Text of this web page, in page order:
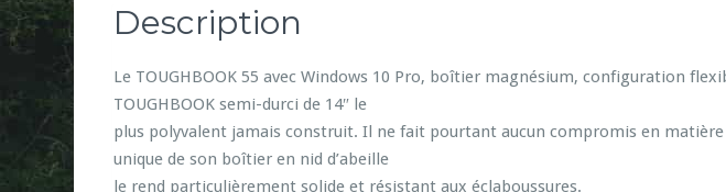
e
a
Description
Le TOUGHBOOK 55 avec Windows 10 Pro, boîtier magnésium, configuration
TOUGHBOOK semi-durci de 14″ le
plus polyvalent jamais construit. Il ne fait pourtant aucun compromis en matière
unique de son boîtier en nid d’abeille
le rend particulièrement solide et résistant aux éclaboussures.